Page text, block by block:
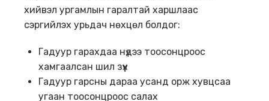
хийвэл ургамлын гаралтай харшлаас
сэргийлэх урьдач нөхцөл болдог:
Гадуур гарахдаа нүдээ тоосонцроос
хамгаалсан шил зүүх
Гадуур гарсны дараа усанд орж хувцсаа
угаан тоосонцроос салах